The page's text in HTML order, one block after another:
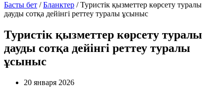
Басты бет /Бланктер /Туристік қызметтер көрсету туралы
дауды сотқа дейінгі реттеу туралы ұсыныс
Туристік қызметтер көрсету туралы
дауды сотқа дейінгі реттеу туралы
ұсыныс
20 января 2026